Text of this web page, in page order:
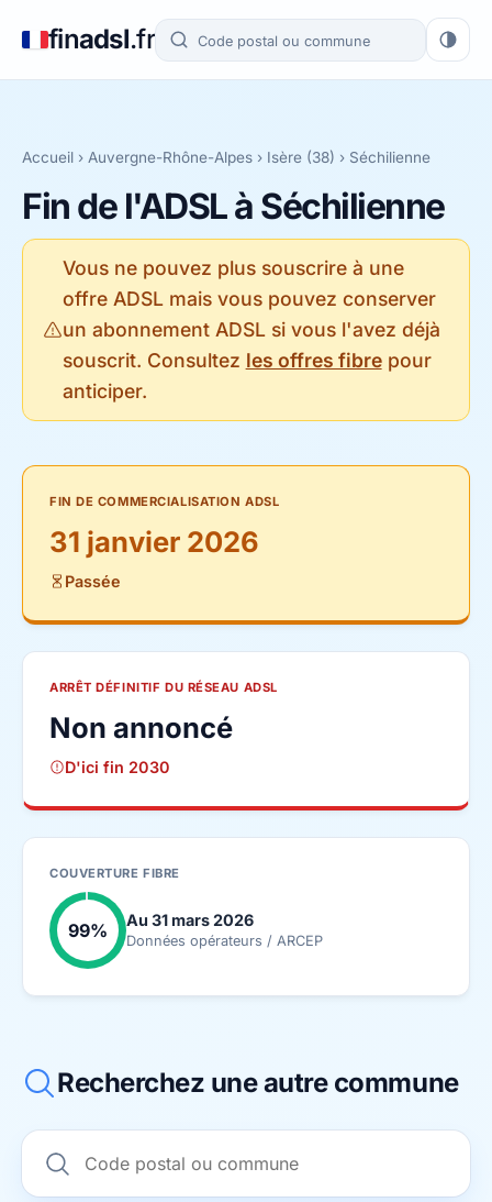
finadsl.fr
Accueil › Auvergne-Rhône-Alpes › Isère (38) › Séchilienne
Fin de l'ADSL à Séchilienne
Vous ne pouvez plus souscrire à une
offre ADSL mais vous pouvez conserver
un abonnement ADSL si vous l'avez déjà
souscrit. Consultez les offres fibrepour
anticiper.
FIN DE COMMERCIALISATION ADSL
31 janvier 2026
Passée
ARRÊT DÉFINITIF DU RÉSEAU ADSL
Non annoncé
D'ici fin 2030
COUVERTURE FIBRE
99% Au 31 mars 2026
Données opérateurs / ARCEP
Recherchez une autre commune